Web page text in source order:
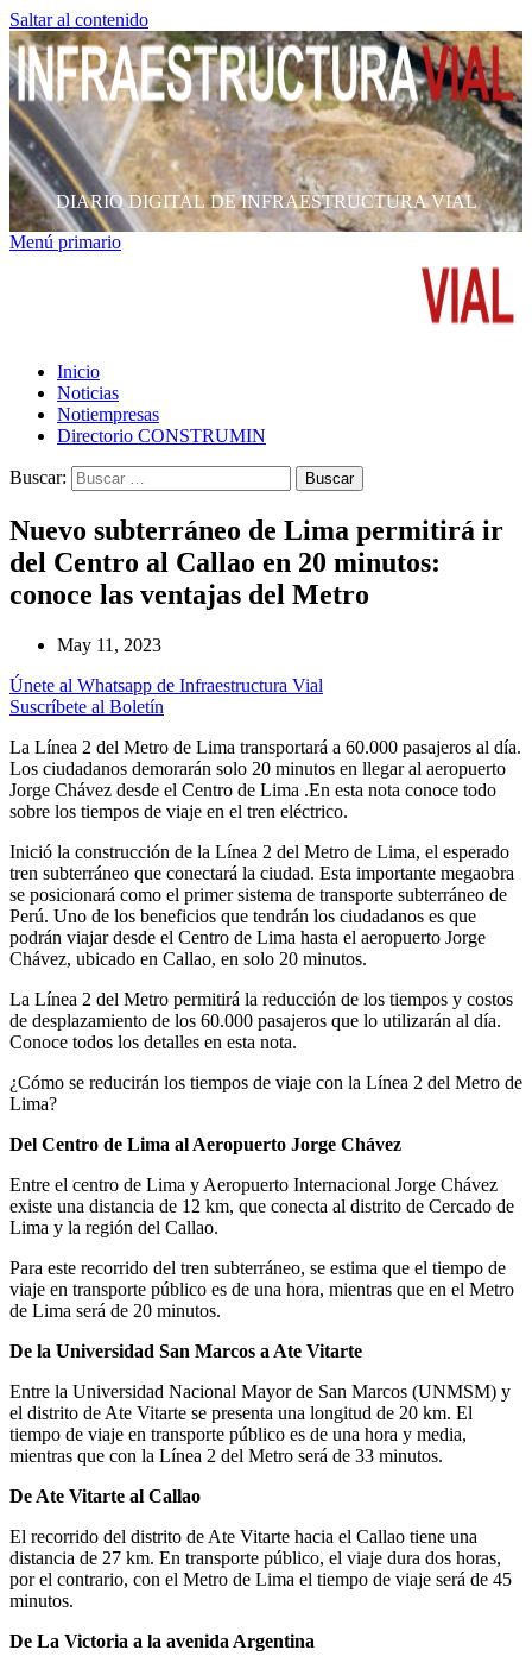
Saltar al contenido
DIARIO DIGITAL DE INFRAESTRUCTURA VIAL
Menú primario
Inicio
Noticias
Notiempresas
Directorio CONSTRUMIN
Buscar:
Nuevo subterráneo de Lima permitirá ir
del Centro al Callao en 20 minutos:
conoce las ventajas del Metro
May 11, 2023
Únete al Whatsapp de Infraestructura Vial
Suscríbete al Boletín
La Línea 2 del Metro de Lima transportará a 60.000 pasajeros al día.
Los ciudadanos demorarán solo 20 minutos en llegar al aeropuerto
Jorge Chávez desde el Centro de Lima .En esta nota conoce todo
sobre los tiempos de viaje en el tren eléctrico.
Inició la construcción de la Línea 2 del Metro de Lima, el esperado
tren subterráneo que conectará la ciudad. Esta importante megaobra
se posicionará como el primer sistema de transporte subterráneo de
Perú. Uno de los beneficios que tendrán los ciudadanos es que
podrán viajar desde el Centro de Lima hasta el aeropuerto Jorge
Chávez, ubicado en Callao, en solo 20 minutos.
La Línea 2 del Metro permitirá la reducción de los tiempos y costos
de desplazamiento de los 60.000 pasajeros que lo utilizarán al día.
Conoce todos los detalles en esta nota.
¿Cómo se reducirán los tiempos de viaje con la Línea 2 del Metro de
Lima?
Del Centro de Lima al Aeropuerto Jorge Chávez
Entre el centro de Lima y Aeropuerto Internacional Jorge Chávez
existe una distancia de 12 km, que conecta al distrito de Cercado de
Lima y la región del Callao.
Para este recorrido del tren subterráneo, se estima que el tiempo de
viaje en transporte público es de una hora, mientras que en el Metro
de Lima será de 20 minutos.
De la Universidad San Marcos a Ate Vitarte
Entre la Universidad Nacional Mayor de San Marcos (UNMSM) y
el distrito de Ate Vitarte se presenta una longitud de 20 km. El
tiempo de viaje en transporte público es de una hora y media,
mientras que con la Línea 2 del Metro será de 33 minutos.
De Ate Vitarte al Callao
El recorrido del distrito de Ate Vitarte hacia el Callao tiene una
distancia de 27 km. En transporte público, el viaje dura dos horas,
por el contrario, con el Metro de Lima el tiempo de viaje será de 45
minutos.
De La Victoria a la avenida Argentina